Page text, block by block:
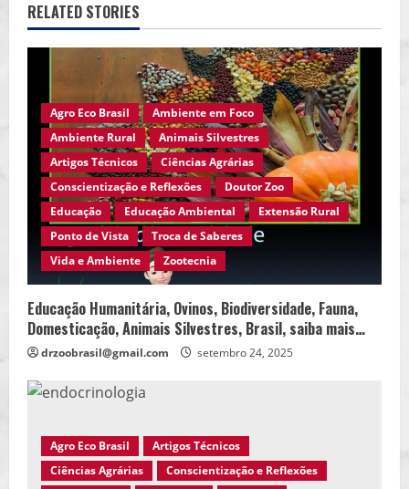
RELATED STORIES
Agro Eco Brasil
Ambiente em Foco
Ambiente Rural
Animais Silvestres
Artigos Técnicos
Ciências Agrárias
Conscientização e Reflexões
Doutor Zoo
Educação
Educação Ambiental
Extensão Rural
Ponto de Vista
Troca de Saberes
Vida e Ambiente
Zootecnia
Educação Humanitária, Ovinos, Biodiversidade, Fauna,
Domesticação, Animais Silvestres, Brasil, saiba mais…
drzoobrasil@gmail.com setembro 24, 2025
Agro Eco Brasil
Artigos Técnicos
Ciências Agrárias
Conscientização e Reflexões